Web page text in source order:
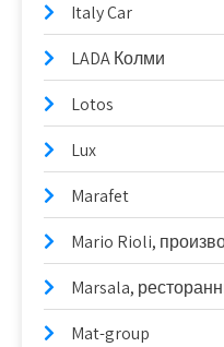
Italy Car
LADA Колми
Lotos
Lux
Marafet
Mario Rioli,
Marsala,
Mat-group